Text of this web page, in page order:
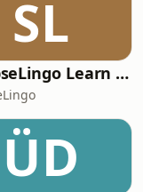
SL
SynapseLingo Learn Turkish
ÜD